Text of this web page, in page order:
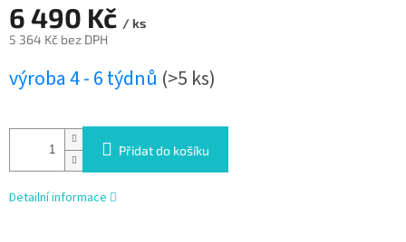
6 490 Kč / ks
5 364 Kč bez DPH
cena:
výroba 4 - 6 týdnů (>5 ks)
Přidat do košíku
Detailní informace